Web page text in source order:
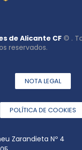
de Alicante CF © .
reservados.
NOTA LEGAL
POLÍTICA DE COOKIES
Zarandieta Nº 4